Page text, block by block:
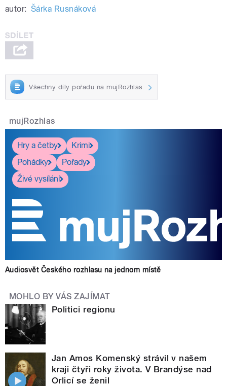
autor: Šárka Rusnáková
Všechny díly pořadu na mujRozhlas
mujRozhlas
Hry a četby
Krimi
Pohádky
Pořady
Živé vysílání
Audiosvět Českého rozhlasu na jednom místě
MOHLO BY VÁS ZAJÍMAT
Politici regionu
Jan Amos Komenský strávil v našem
kraji čtyři roky života. V Brandýse nad
Orlicí se ženil